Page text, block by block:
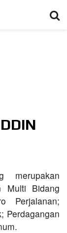
merupakan
Multi Bidang
Perjalanan;
Perdagangan